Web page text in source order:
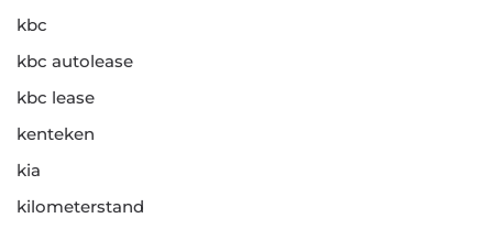
kbc
kbc autolease
kbc lease
kenteken
kia
kilometerstand